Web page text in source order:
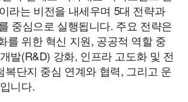
라는 비전을 내세우며 5대 전략과
중심으로 실행됩니다. 주요 전략은
를 위한 혁신 지원, 공공적 역할 중
발(R&D) 강화, 인프라 고도화 및 전
복단지 중심 연계와 협력, 그리고 운
니다.